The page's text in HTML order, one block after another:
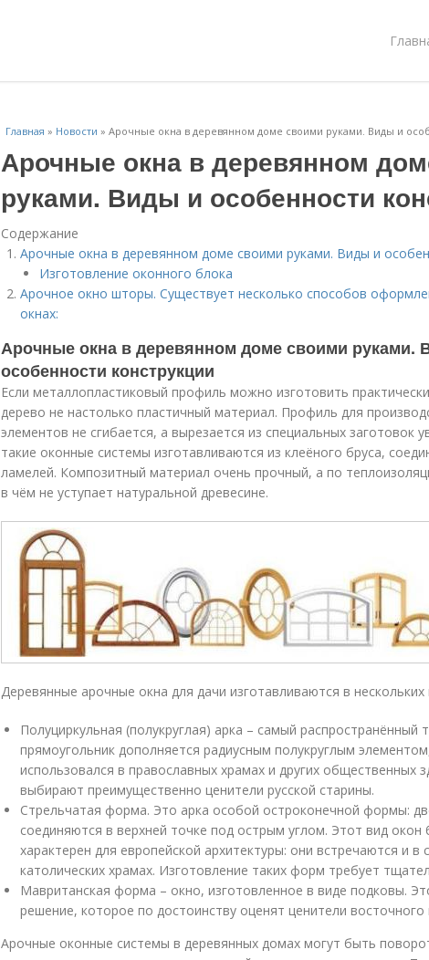
Главная » Новости » Арочные окна в деревянном доме своими руками. Виды и
Арочные окна в деревянном
руками. Виды и особенности
Содержание
Арочные окна в деревянном доме своими руками. Виды и
Изготовление оконного блока
Арочное окно шторы. Существует несколько способов
окнах:
Арочные окна в деревянном доме своими руками.
особенности конструкции
Если металлопластиковый профиль можно изготовить
дерево не настолько пластичный материал. Профиль для
элементов не сгибается, а вырезается из специальных заготовок
такие оконные системы изготавливаются из клеёного бруса,
ламелей. Композитный материал очень прочный, а по
в чём не уступает натуральной древесине.
Деревянные арочные окна для дачи изготавливаются в нескольких
Полуциркульная (полукруглая) арка – самый распространённый
прямоугольник дополняется радиусным полукруглым
использовался в православных храмах и других общественных
выбирают преимущественно ценители русской старины.
Стрельчатая форма. Это арка особой остроконечной формы:
соединяются в верхней точке под острым углом. Этот вид окон
характерен для европейской архитектуры: они встречаются и в
католических храмах. Изготовление таких форм требует
Мавританская форма – окно, изготовленное в виде подковы.
решение, которое по достоинству оценят ценители восточного
Арочные оконные системы в деревянных домах могут быть